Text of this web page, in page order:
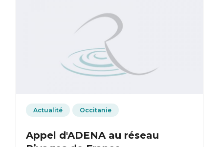
Actualité Occitanie
Appel d'ADENA au réseau